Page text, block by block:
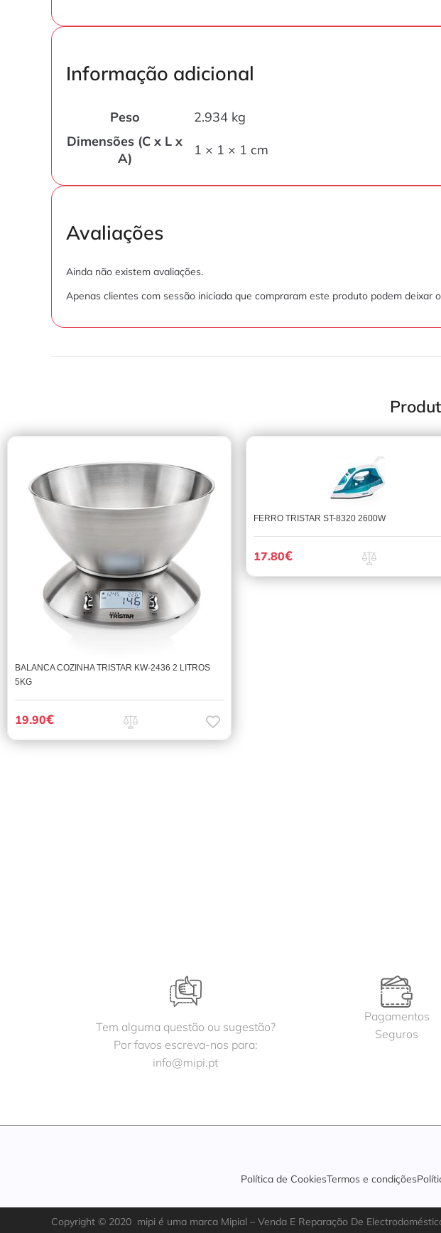
Informação adicional
Peso
2.934 kg
Dimensões (C x L x
A)
1 × 1 × 1 cm
Avaliações
Ainda não existem avaliações.
Apenas clientes com sessão iniciada que compraram este produto podem deixar
BALANCA COZINHA TRISTAR KW-2436 2 LITROS
5KG
19.90€
FERRO TRISTAR ST-8320 2600W
17.80€
Tem alguma questão ou sugestão?
Por favos escreva-nos para:
info@mipi.pt
Pagamentos
Seguros
Política de CookiesTermos e condições
Copyright © 2020 mipi é uma marca Mipial – Venda E Reparação De